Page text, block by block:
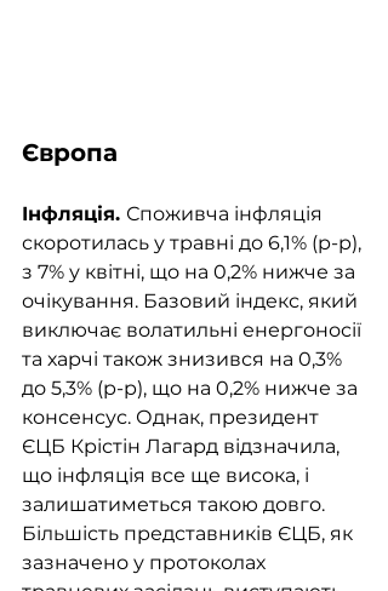
Європа
Інфляція. Споживча інфляція
скоротилась у травні до 6,1% (р-р),
з 7% у квітні, що на 0,2% нижче за
очікування. Базовий індекс, який
виключає волатильні енергоносії
та харчі також знизився на 0,3%
до 5,3% (р-р), що на 0,2% нижче за
консенсус. Однак, президент
ЄЦБ Крістін Лагард відзначила,
що інфляція все ще висока, і
залишатиметься такою довго.
Більшість представників ЄЦБ, як
зазначено у протоколах